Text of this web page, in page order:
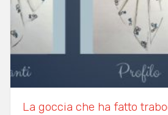
La goccia che ha fatto